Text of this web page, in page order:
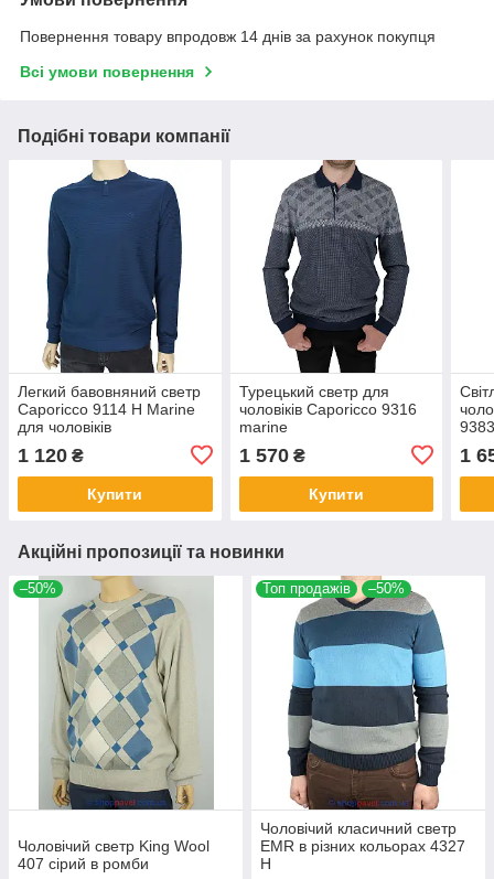
Повернення товару впродовж 14 днів за рахунок покупця
Всі умови повернення
Подібні товари компанії
Легкий бавовняний светр
Caporicco 9114 H Marine
для чоловіків
1 120 ₴
Купити
Турецький светр для
чоловіків Caporicco 9316
marine
1 570₴
Купити
1
Акційні пропозиції та новинки
–50%
Чоловічий светр King Wool
407 сірий в ромби
Топ продажів –50%
Чоловічий класичний светр
EMR в різних кольорах 4327
Н